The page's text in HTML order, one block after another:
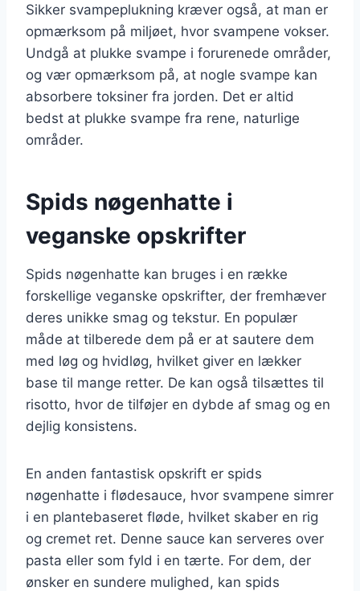
Sikker svampeplukning kræver også, at man er
opmærksom på miljøet, hvor svampene vokser.
Undgå at plukke svampe i forurenede områder,
og vær opmærksom på, at nogle svampe kan
absorbere toksiner fra jorden. Det er altid
bedst at plukke svampe fra rene, naturlige
områder.
Spids nøgenhatte i
veganske opskrifter
Spids nøgenhatte kan bruges i en række
forskellige veganske opskrifter, der fremhæver
deres unikke smag og tekstur. En populær
måde at tilberede dem på er at sautere dem
med løg og hvidløg, hvilket giver en lækker
base til mange retter. De kan også tilsættes til
risotto, hvor de tilføjer en dybde af smag og en
dejlig konsistens.
En anden fantastisk opskrift er spids
nøgenhatte i flødesauce, hvor svampene simrer
i en plantebaseret fløde, hvilket skaber en rig
og cremet ret. Denne sauce kan serveres over
pasta eller som fyld i en tærte. For dem, der
ønsker en sundere mulighed, kan spids